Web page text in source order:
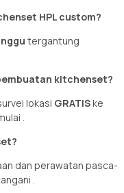
HPL custom?
tergantung
kitchenset?
lokasi GRATISke
dan perawatan pasca-